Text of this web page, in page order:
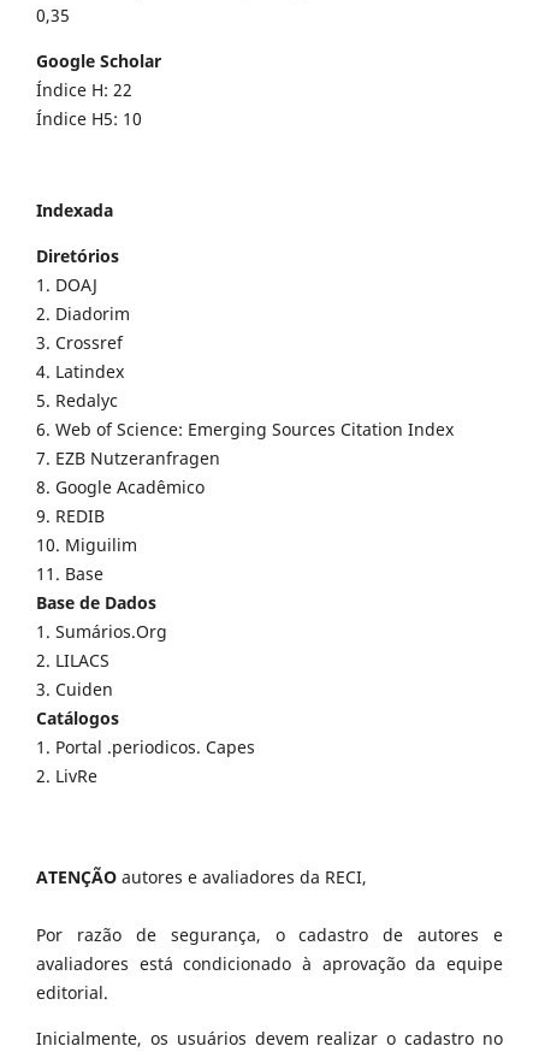
0,35
Google Scholar
Índice H: 22
Índice H5: 10
Indexada
Diretórios
1. DOAJ
2. Diadorim
3. Crossref
4. Latindex
5. Redalyc
6. Web of Science: Emerging Sources Citation Index
7. EZB Nutzeranfragen
8. Google Acadêmico
9. REDIB
10. Miguilim
11. Base
Base de Dados
1. Sumários.Org
2. LILACS
3. Cuiden
Catálogos
1. Portal .periodicos. Capes
2. LivRe
ATENÇÃO autores e avaliadores da RECI,
Por razão de segurança, o cadastro de autores e
avaliadores está condicionado à aprovação da equipe
editorial.
Inicialmente, os usuários devem realizar o cadastro no